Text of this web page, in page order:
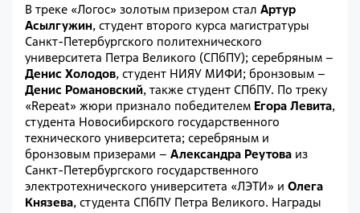
В треке «Логос» золотым призером стал Артур
Асылгужин, студент второго курса магистратуры
Санкт-Петербургского политехнического
университета Петра Великого (СПбПУ); серебряным –
Денис Холодов, студент НИЯУ МИФИ; бронзовым –
Денис Романовский, также студент СПбПУ. По треку
«Repeat» жюри признало победителем Егора Левита,
студента Новосибирского государственного
технического университета; серебряным и
бронзовым призерами – Александра Реутова из
Санкт-Петербургского государственного
электротехнического университета «ЛЭТИ» и Олега
Князева, студента СПбПУ Петра Великого. Награды